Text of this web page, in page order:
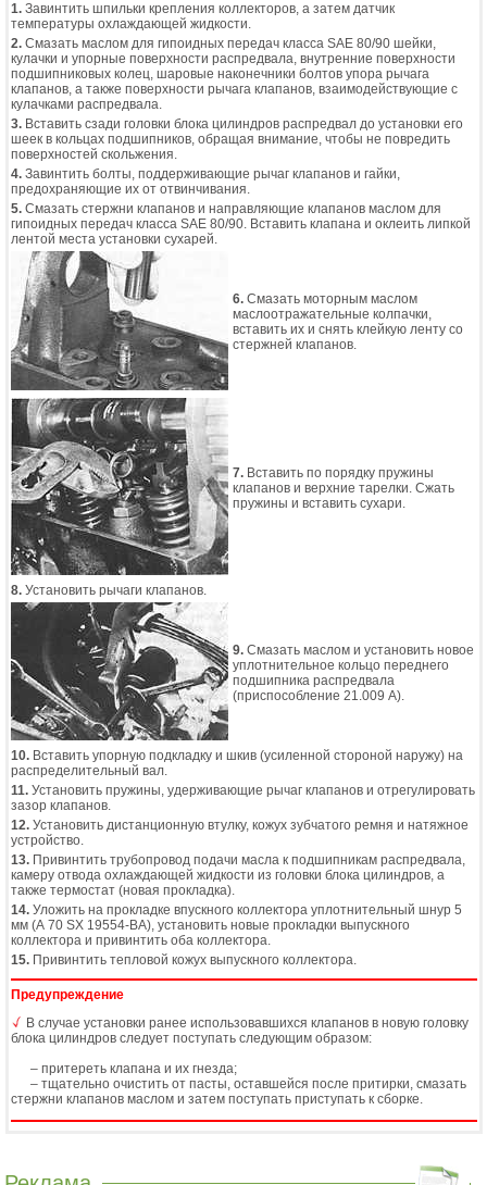
1. Завинтить шпильки крепления коллекторов, а затем датчик
температуры охлаждающей жидкости.
2. Смазать маслом для гипоидных передач класса SAE 80/90 шейки,
кулачки и упорные поверхности распредвала, внутренние поверхности
подшипниковых колец, шаровые наконечники болтов упора рычага
клапанов, а также поверхности рычага клапанов, взаимодействующие с
кулачками распредвала.
3. Вставить сзади головки блока цилиндров распредвал до установки его
шеек в кольцах подшипников, обращая внимание, чтобы не повредить
поверхностей скольжения.
4. Завинтить болты, поддерживающие рычаг клапанов и гайки,
предохраняющие их от отвинчивания.
5. Смазать стержни клапанов и направляющие клапанов маслом для
гипоидных передач класса SAE 80/90. Вставить клапана и оклеить липкой
лентой места установки сухарей.
6. Смазать моторным маслом
маслоотражательные колпачки,
вставить их и снять клейкую ленту со
стержней клапанов.
7. Вставить по порядку пружины
клапанов и верхние тарелки. Сжать
пружины и вставить сухари.
8. Установить рычаги клапанов.
9. Смазать маслом и установить новое
уплотнительное кольцо переднего
подшипника распредвала
(приспособление 21.009 А).
10. Вставить упорную подкладку и шкив (усиленной стороной наружу) на
распределительный вал.
11. Установить пружины, удерживающие рычаг клапанов и отрегулировать
зазор клапанов.
12. Установить дистанционную втулку, кожух зубчатого ремня и натяжное
устройство.
13. Привинтить трубопровод подачи масла к подшипникам распредвала,
камеру отвода охлаждающей жидкости из головки блока цилиндров, а
также термостат (новая прокладка).
14. Уложить на прокладке впускного коллектора уплотнительный шнур 5
мм (А 70 SX 19554-BA), установить новые прокладки выпускного
коллектора и привинтить оба коллектора.
15. Привинтить тепловой кожух выпускного коллектора.
Предупреждение
В случае установки ранее использовавшихся клапанов в новую головку
блока цилиндров следует поступать следующим образом:
– притереть клапана и их гнезда;
– тщательно очистить от пасты, оставшейся после притирки, смазать
стержни клапанов маслом и затем поступать приступать к сборке.